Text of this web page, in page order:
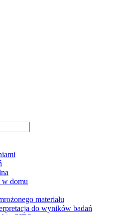
domu
materiału
do wyników badań